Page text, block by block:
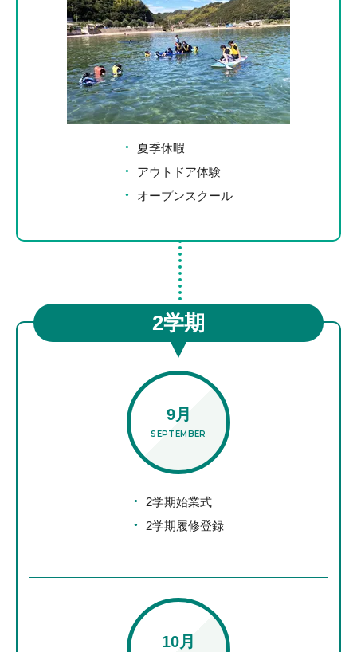
夏季休暇
アウトドア体験
オープンスクール
2学期
9月
SEPTEMBER
2学期始業式
2学期履修登録
10月